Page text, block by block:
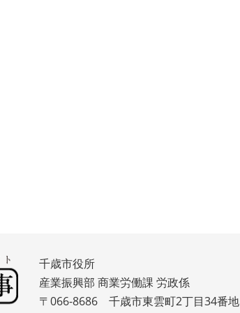
千歳市役所
産業振興部 商業労働課 労政係
〒066-8686 千歳市東雲町2丁目34番地